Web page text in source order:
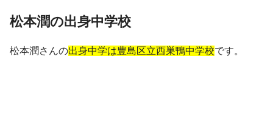
松本潤の出身中学校
松本潤さんの出身中学は豊島区立西巣鴨中学校です。